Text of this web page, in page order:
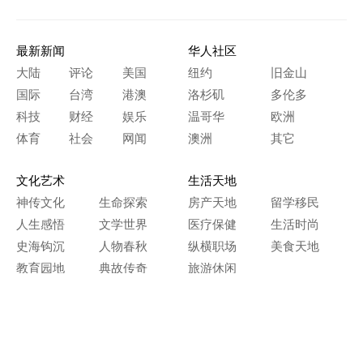
最新新闻
大陆
评论
美国
国际
台湾
港澳
科技
财经
娱乐
体育
社会 网闻
华人社区
纽约
旧金山
洛杉矶
多伦多
温哥华
欧洲
澳洲
其它
文化艺术
神传文化
生命探索
人生感悟
文学世界
史海钩沉
人物春秋
教育园地
典故传奇
生活天地
房产天地
留学移民
医疗保健
生活时尚
纵横职场
美食天地
旅游休闲